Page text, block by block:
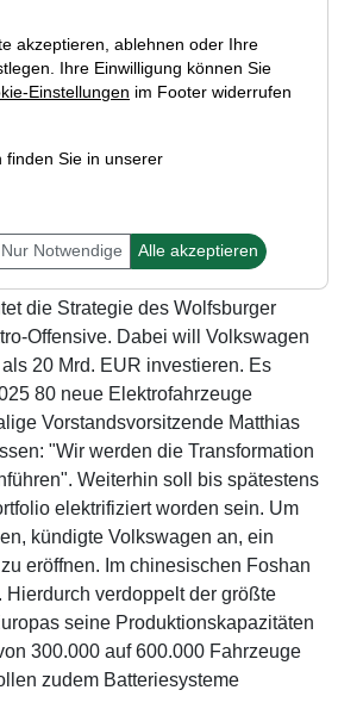
die Strategie des Wolfsburger
Offensive. Dabei will Volkswagen
20 Mrd. EUR investieren. Es
80 neue Elektrofahrzeuge
Vorstandsvorsitzende Matthias
"Wir werden die Transformation
Weiterhin soll bis spätestens
elektrifiziert worden sein. Um
kündigte Volkswagen an, ein
eröffnen. Im chinesischen Foshan
verdoppelt der größte
seine Produktionskapazitäten
300.000 auf 600.000 Fahrzeuge
zudem Batteriesysteme
akzeptieren, ablehnen oder Ihre
Ihre Einwilligung können Sie
Einstellungen im Footer widerrufen
finden Sie in unserer
Nur Notwendige Alle akzeptieren